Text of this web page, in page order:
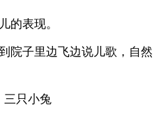
的表现。
院子里边飞边说儿歌，自然
三只小兔